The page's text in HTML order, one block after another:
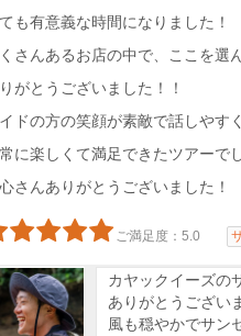
も有意義な時間になりました！
さんあるお店の中で、ここを選
がとうございました！！
ドの方の笑顔が素敵で話しやす
に楽しくて満足できたツアーでし
さんありがとうございました！
ご満足度：5.0
カヤックイーズの
ありがとうござい
風も穏やかでサン